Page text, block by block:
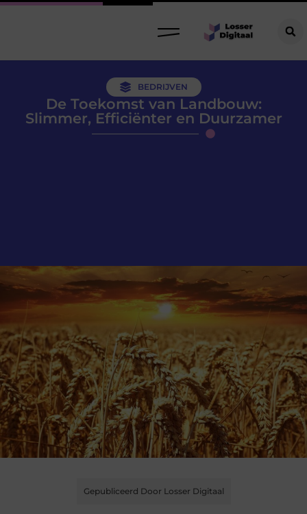
BEDRIJVEN
De Toekomst van Landbouw:
Slimmer, Efficiënter en Duurzamer
Gepubliceerd Door Losser Digitaal